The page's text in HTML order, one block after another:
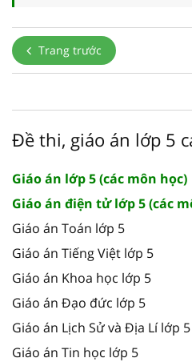
Trang trước
Đề thi, giáo án lớp 5
Giáo án lớp 5 (các môn học)
Giáo án điện tử lớp 5 (các
Giáo án Toán lớp 5
Giáo án Tiếng Việt lớp 5
Giáo án Khoa học lớp 5
Giáo án Đạo đức lớp 5
Giáo án Lịch Sử và Địa Lí lớp 5
Giáo án Tin học lớp 5